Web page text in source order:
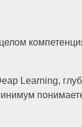
Learning,